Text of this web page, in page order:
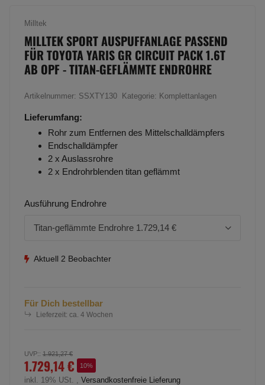
Milltek
MILLTEK SPORT AUSPUFFANLAGE PASSEND
FÜR TOYOTA YARIS GR CIRCUIT PACK 1.6T
AB OPF - TITAN-GEFLÄMMTE ENDROHRE
Artikelnummer: SSXTY130 Kategorie: Komplettanlagen
Lieferumfang:
Rohr zum Entfernen des Mittelschalldämpfers
Endschalldämpfer
2 x Auslassrohre
2 x Endrohrblenden titan geflämmt
Ausführung Endrohre
Titan-geflämmte Endrohre 1.729,14 €
Aktuell 2 Beobachter
Für Dich bestellbar
Lieferzeit: ca. 4 Wochen
UVP:: 1.921,27 €
1.729,14 € 10%
inkl. 19% USt. , Versandkostenfreie Lieferung